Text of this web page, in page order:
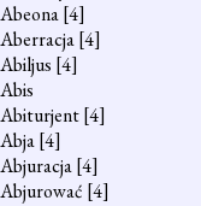
Abeona[4]
Aberracja[4]
Abiljus [4]
Abis
Abiturjent[4]
Abja[4]
Abjuracja[4]
Abjurować [4]